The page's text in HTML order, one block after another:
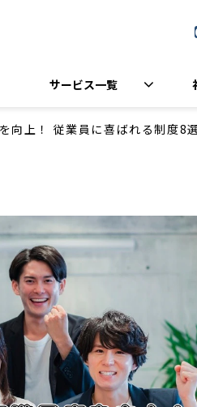
サービス一覧
向上！ 従業員に喜ばれる制度8